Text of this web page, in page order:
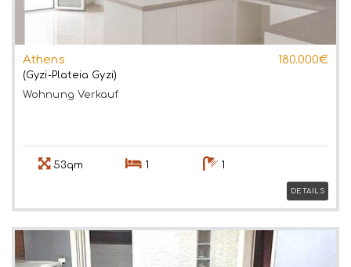
Athens 180.000€
(Gyzi-Plateia Gyzi)
Wohnung Verkauf
53qm 1 1
DETAILS